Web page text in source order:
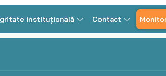
instituțională Contact